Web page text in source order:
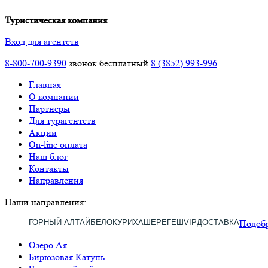
Туристическая компания
Вход для агентств
8-800-700-9390 звонок бесплатный 8 (3852) 993-996
Главная
О компании
Партнеры
Для турагентств
Акции
On-line оплата
Наш блог
Контакты
Направления
Наши направления:
ГОРНЫЙ АЛТАЙ БЕЛОКУРИХАШЕРЕГЕШVIPДОСТАВКА
Озеро Ая
Бирюзовая Катунь